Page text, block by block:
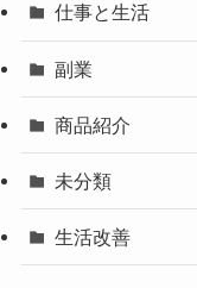
仕事と生活
副業
商品紹介
未分類
生活改善